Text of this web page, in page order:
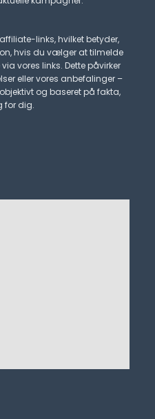
links, hvilket betyder,
hvis du vælger at tilmelde
vores links. Dette påvirker
eller vores anbefalinger –
og baseret på fakta,
for dig.